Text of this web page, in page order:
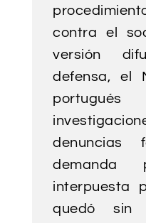
contra el
versión
defensa, el
denuncias
demanda
interpuesta
quedó sin